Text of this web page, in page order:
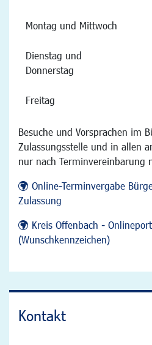
Montag und Mittwoch
Dienstag und
Donnerstag
Freitag
Besuche und Vorsprachen im
Zulassungsstelle und in allen
nur nach Terminvereinbarung
Online-Terminvergabe
Zulassung
Kreis Offenbach -
(Wunschkennzeichen)
Kontakt